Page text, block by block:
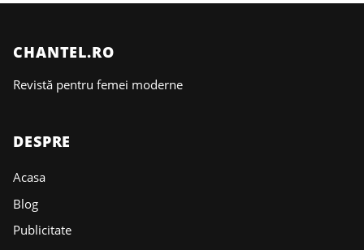
CHANTEL.RO
Revistă pentru femei moderne
DESPRE
Acasa
Blog
Publicitate